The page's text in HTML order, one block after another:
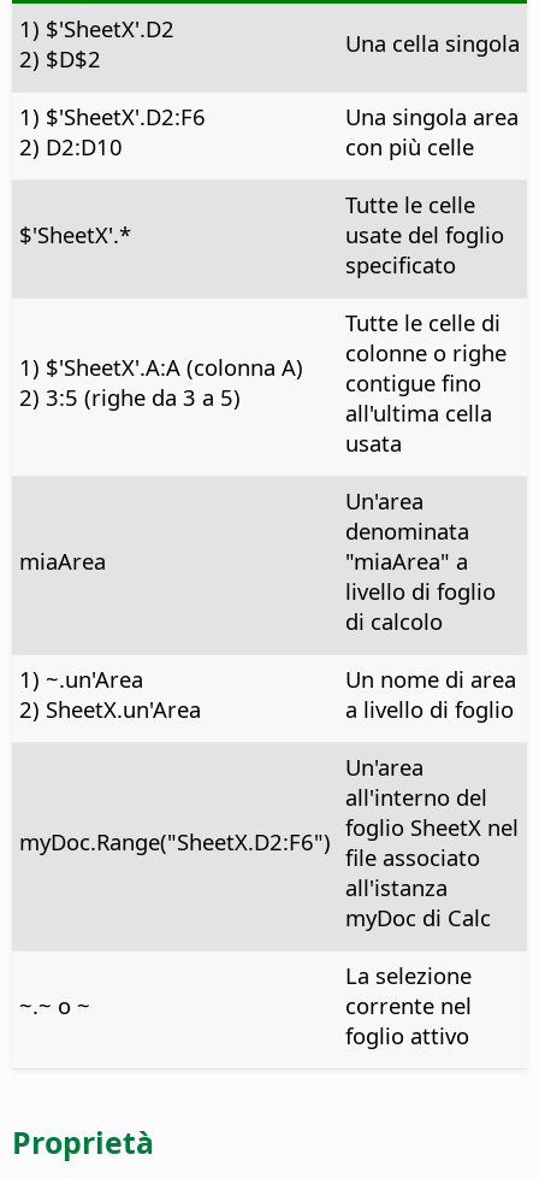
1) $'SheetX'.D2
2) $D$2
Una cella singola
1) $'SheetX'.D2:F6
2) D2:D10
Una singola area
con più celle
$'SheetX'.*
Tutte le celle
usate del foglio
specificato
1) $'SheetX'.A:A (colonna A)
2) 3:5 (righe da 3 a 5)
Tutte le celle di
colonne o righe
contigue fino
all'ultima cella
usata
miaArea
Un'area
denominata
"miaArea" a
livello di foglio
di calcolo
1) ~.un'Area
2) SheetX.un'Area
Un nome di area
a livello di foglio
myDoc.Range("SheetX.D2:F6")
Un'area
all'interno del
foglio SheetX nel
file associato
all'istanza
myDoc di Calc
~.~ o ~
La selezione
corrente nel
foglio attivo
Proprietà